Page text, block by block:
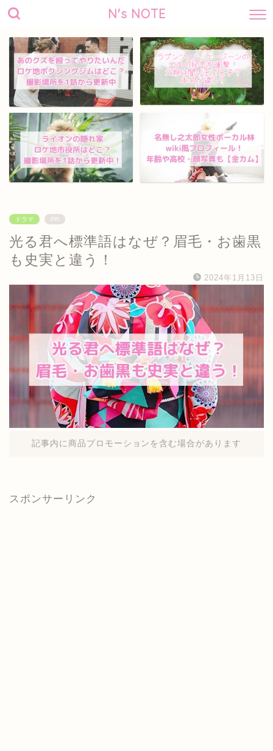
N's NOTE
ドラマ PR
光る君へ標準語はなぜ？眉毛・お歯黒
も史実と違う！
2024年1月13日
記事内に商品プロモーションを含む場合があります
スポンサーリンク